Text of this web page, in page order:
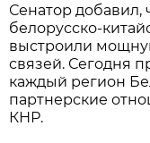
Сенатор добавил,
белорусско-
выстроили
связей. Сегодня
каждый регион
партнерские
КНР.